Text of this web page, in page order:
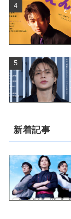
新着記事